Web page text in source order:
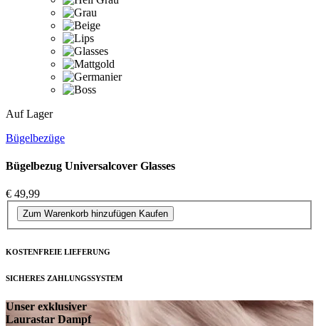
Auf Lager
Bügelbezüge
Bügelbezug Universalcover Glasses
€ 49,99
Zum Warenkorb hinzufügen Kaufen
KOSTENFREIE LIEFERUNG
SICHERES ZAHLUNGSSYSTEM
Unser exklusiver
Laurastar Dampf